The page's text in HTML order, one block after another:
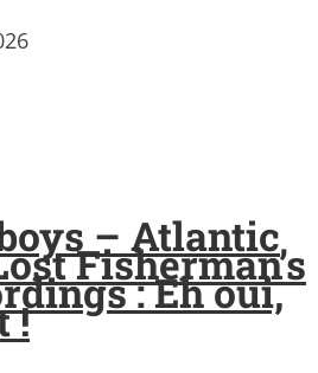
– Atlantic
Fisherman’s
: Eh oui,
!